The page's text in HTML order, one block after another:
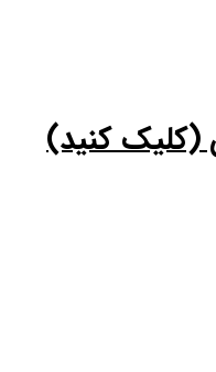
(کلیک کنید)